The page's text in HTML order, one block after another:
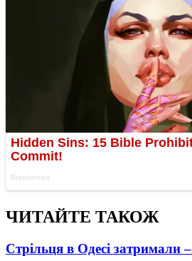
ЧИТАЙТЕ ТАКОЖ
Стрільця в Одесі затримали